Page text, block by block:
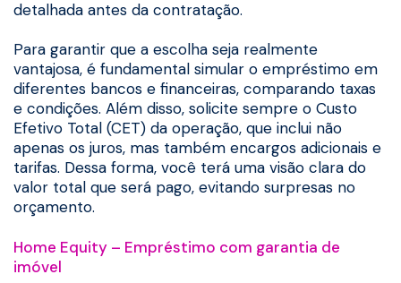
detalhada antes da contratação.
Para garantir que a escolha seja realmente
vantajosa, é fundamental simular o empréstimo em
diferentes bancos e financeiras, comparando taxas
e condições. Além disso, solicite sempre o Custo
Efetivo Total (CET) da operação, que inclui não
apenas os juros, mas também encargos adicionais e
tarifas. Dessa forma, você terá uma visão clara do
valor total que será pago, evitando surpresas no
orçamento.
Home Equity – Empréstimo com garantia de
imóvel